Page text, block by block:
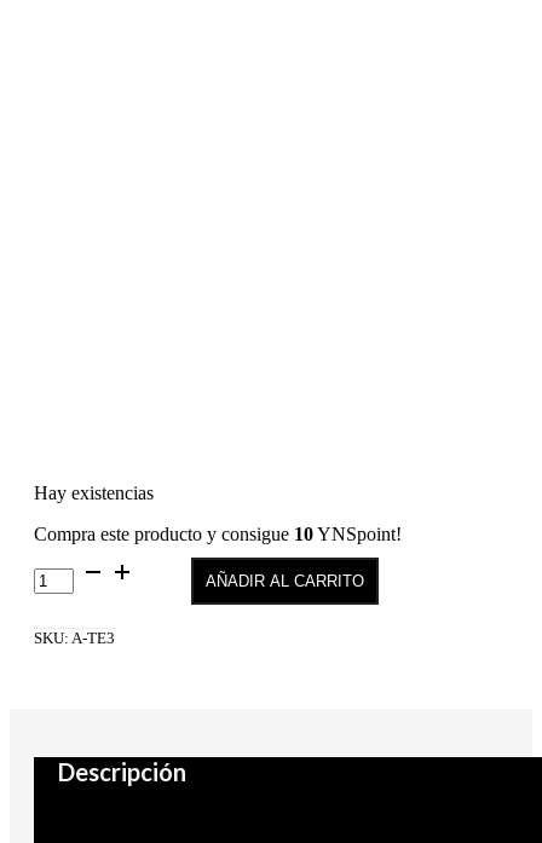
Hay existencias
Compra este producto y consigue 10YNSpoint!
True
Pure
cantidad
AÑADIR AL CARRITO
SKU: A-TE3
Descripción